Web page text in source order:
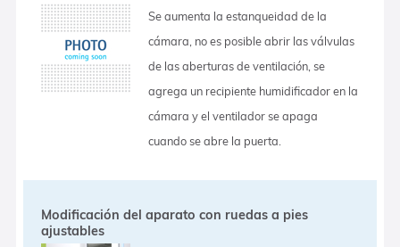
Se aumenta la estanqueidad de la
cámara, no es posible abrir las válvulas
de las aberturas de ventilación, se
agrega un recipiente humidificador en la
cámara y el ventilador se apaga
cuando se abre la puerta.
Modificación del aparato con ruedas a pies
ajustables